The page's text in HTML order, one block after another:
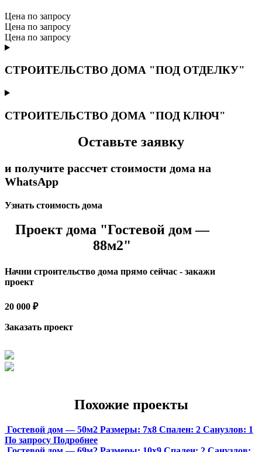
Цена по запросу
Цена по запросу
Цена по запросу
СТРОИТЕЛЬСТВО ДОМА "ПОД ОТДЕЛКУ"
СТРОИТЕЛЬСТВО ДОМА "ПОД КЛЮЧ"
Оставьте заявку
и получите рассчет стоимости дома на
WhatsApp
Узнать стоимость дома
Проект дома "Гостевой дом —
88м2"
Начни строительство дома прямо сейчас - закажи
проект
20 000 ₽
Заказать проект
Похожие проекты
Гостевой дом — 50м2 Размеры: 7х8 Спален: 2 Санузлов: 1
По запросу Подробнее